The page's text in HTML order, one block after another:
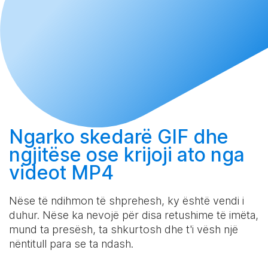
Ngarko skedarë GIF dhe
ngjitëse ose krijoji ato nga
videot MP4
Nëse të ndihmon të shprehesh, ky është vendi i
duhur. Nëse ka nevojë për disa retushime të imëta,
mund ta presësh, ta shkurtosh dhe t'i vësh një
nëntitull para se ta ndash.